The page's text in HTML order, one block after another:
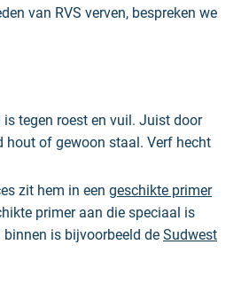
van RVS verven, bespreken we
tegen roest en vuil. Juist door
hout of gewoon staal. Verf hecht
zit hem in een geschikte primer
primer aan die speciaal is
is bijvoorbeeld de Sudwest